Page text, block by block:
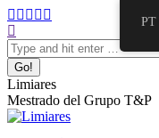
Limiares
Mestrado del Grupo T&P
PT